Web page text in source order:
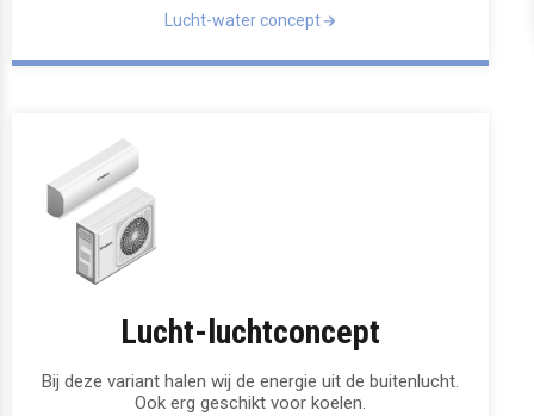
Lucht-water concept
Lucht-luchtconcept
Bij deze variant halen wij de energie uit de buitenlucht.
Ook erg geschikt voor koelen.